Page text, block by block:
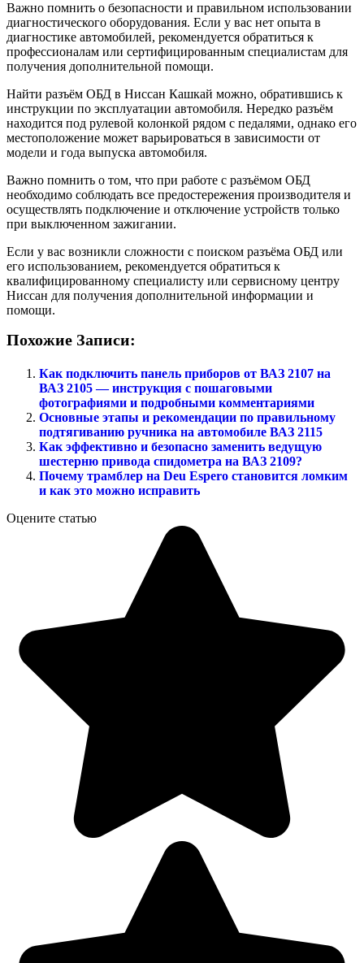
Важно помнить о безопасности и правильном использовании
диагностического оборудования. Если у вас нет опыта в
диагностике автомобилей, рекомендуется обратиться к
профессионалам или сертифицированным специалистам для
получения дополнительной помощи.
Найти разъём ОБД в Ниссан Кашкай можно, обратившись к
инструкции по эксплуатации автомобиля. Нередко разъём
находится под рулевой колонкой рядом с педалями, однако его
местоположение может варьироваться в зависимости от
модели и года выпуска автомобиля.
Важно помнить о том, что при работе с разъёмом ОБД
необходимо соблюдать все предостережения производителя и
осуществлять подключение и отключение устройств только
при выключенном зажигании.
Если у вас возникли сложности с поиском разъёма ОБД или
его использованием, рекомендуется обратиться к
квалифицированному специалисту или сервисному центру
Ниссан для получения дополнительной информации и
помощи.
Похожие Записи:
Как подключить панель приборов от ВАЗ 2107 на
ВАЗ 2105 — инструкция с пошаговыми
фотографиями и подробными комментариями
Основные этапы и рекомендации по правильному
подтягиванию ручника на автомобиле ВАЗ 2115
Как эффективно и безопасно заменить ведущую
шестерню привода спидометра на ВАЗ 2109?
Почему трамблер на Deu Espero становится ломким
и как это можно исправить
Оцените статью